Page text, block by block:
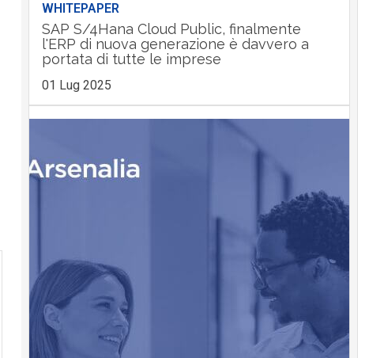
WHITEPAPER
SAP S/4Hana Cloud Public, finalmente
l'ERP di nuova generazione è davvero a
portata di tutte le imprese
01 Lug 2025